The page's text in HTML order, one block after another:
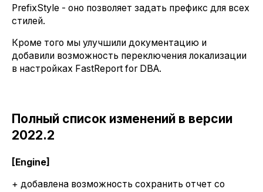
PrefixStyle - оно позволяет задать префикс для всех
стилей.
Кроме того мы улучшили документацию и
добавили возможность переключения локализации
в настройках FastReport for DBA.
Полный список изменений в версии
2022.2
[Engine]
+ добавлена возможность сохранить отчет со